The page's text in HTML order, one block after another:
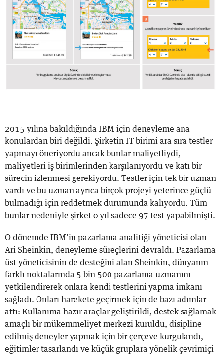
2015 yılına bakıldığında IBM için deneyleme ana
konulardan biri değildi. Şirketin IT birimi ara sıra testler
yapmayı öneriyordu ancak bunlar maliyetliydi,
maliyetleri iş birimlerinden karşılanıyordu ve katı bir
sürecin izlenmesi gerekiyordu. Testler için tek bir uzman
vardı ve bu uzman ayrıca birçok projeyi yeterince güçlü
bulmadığı için reddetmek durumunda kalıyordu. Tüm
bunlar nedeniyle şirket o yıl sadece 97 test yapabilmişti.
O dönemde IBM’in pazarlama analitiği yöneticisi olan
Ari Sheinkin, deneyleme süreçlerini devraldı. Pazarlama
üst yöneticisinin de desteğini alan Sheinkin, dünyanın
farklı noktalarında 5 bin 500 pazarlama uzmanını
yetkilendirerek onlara kendi testlerini yapma imkanı
sağladı. Onları harekete geçirmek için de bazı adımlar
attı: Kullanıma hazır araçlar geliştirildi, destek sağlamak
amaçlı bir mükemmeliyet merkezi kuruldu, disipline
edilmiş deneyler yapmak için bir çerçeve kurgulandı,
eğitimler tasarlandı ve küçük gruplara yönelik çevrimiçi